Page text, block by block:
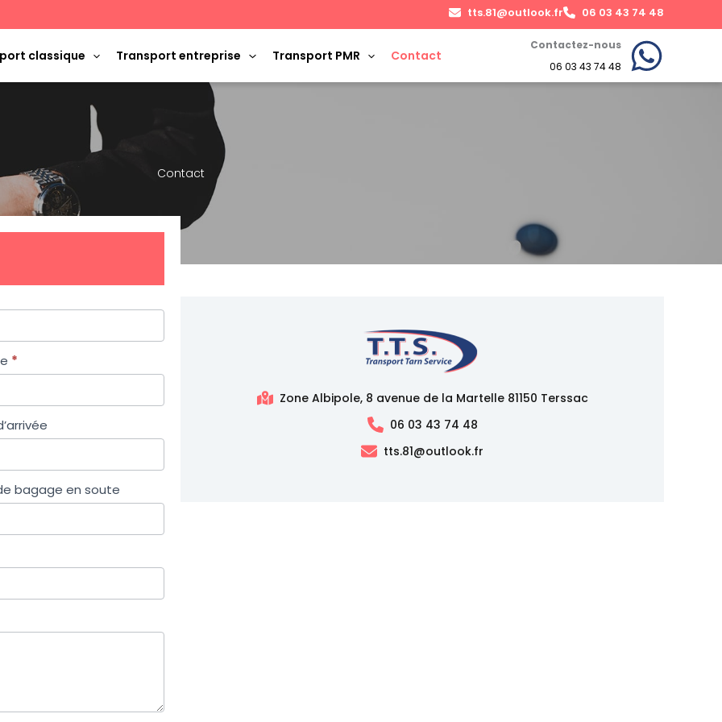
tts.81@outlook.fr 06 03 43 74 48
classique Transport entreprise Transport PMR Contact
Contactez-nous
06 03 43 74 48
Contact
*
bagage en soute
Zone Albipole, 8 avenue de la Martelle 81150 Terssac
06 03 43 74 48
tts.81@outlook.fr